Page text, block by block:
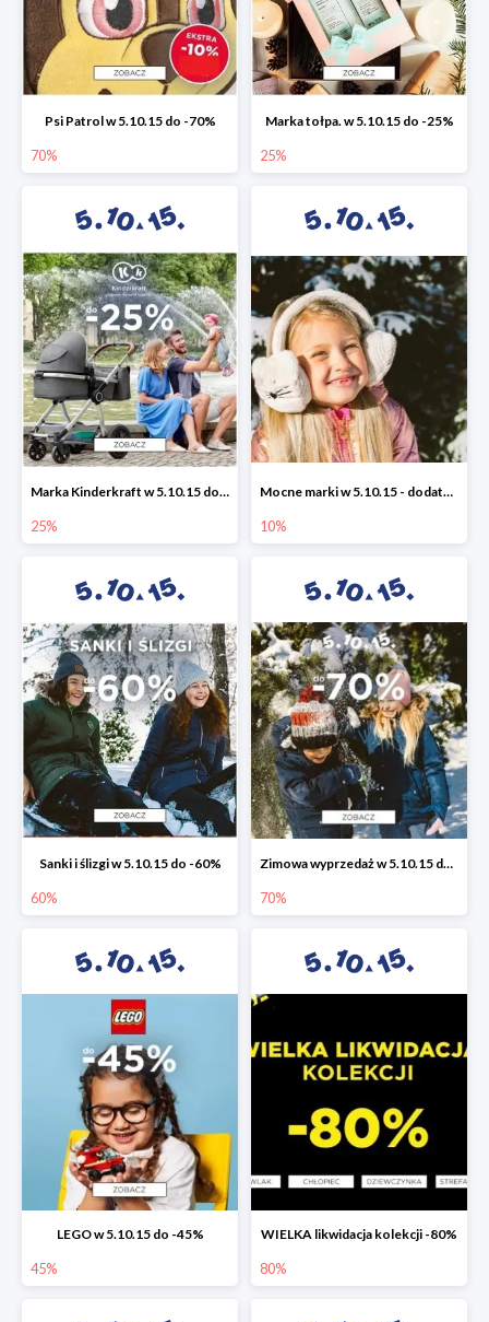
Psi Patrol w 5.10.15 do -70%
70%
Marka tołpa. w 5.10.15 do -25%
25%
Marka Kinderkraft w 5.10.15 do -25%
25%
Mocne marki w 5.10.15 - dodatkowe -10% rabatu
10%
Sanki i ślizgi w 5.10.15 do -60%
60%
Zimowa wyprzedaż w 5.10.15 do -70%
70%
LEGO w 5.10.15 do -45%
45%
WIELKA likwidacja kolekcji -80%
80%